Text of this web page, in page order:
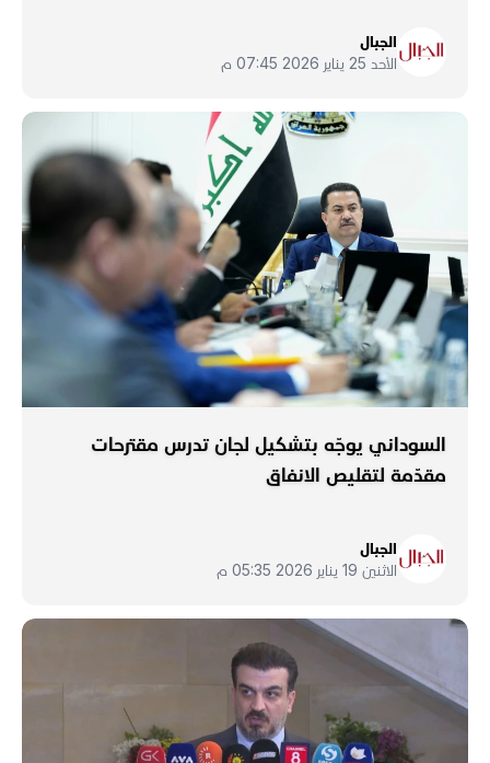
الجبال
الأحد 25 يناير 2026 07:45 م
السوداني يوجّه بتشكيل لجان تدرس مقترحات
مقدّمة لتقليص الانفاق
الجبال
الاثنين 19 يناير 2026 05:35 م